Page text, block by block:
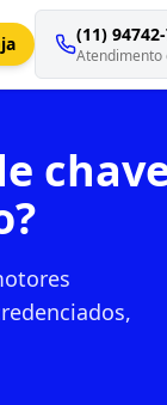
(11)
Atendimento